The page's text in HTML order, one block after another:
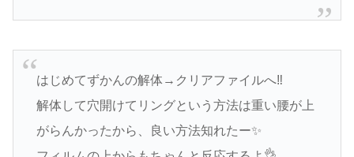
はじめてずかんの解体→クリアファイルへ‼️
解体して穴開けてリングという方法は重い腰が上
がらんかったから、良い方法知れたー✨